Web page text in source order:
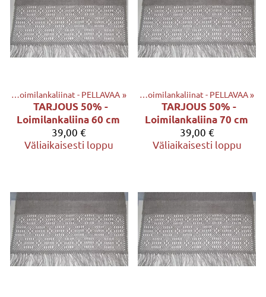
‪» Loimilankaliinat - PELLAVAA ‪»
TARJOUS 50% -
Loimilankaliina 60 cm
39,00 €
Väliaikaisesti loppu
‪» KANKAAT ja LOIMILANKALIINAT ‪» Loimilankaliinat - PELLAVAA‪»
TARJOUS 50% -
Loimilankaliina 70 cm
39,00 €
Väliaikaisesti loppu